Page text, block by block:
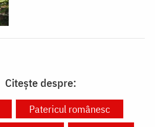
Citește despre:
Patericul românesc